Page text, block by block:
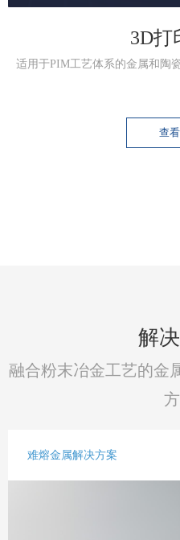
3D打
适用于PIM工艺体系的金属和陶
查
解
融合粉末冶金工艺的金
难熔金属解决方案